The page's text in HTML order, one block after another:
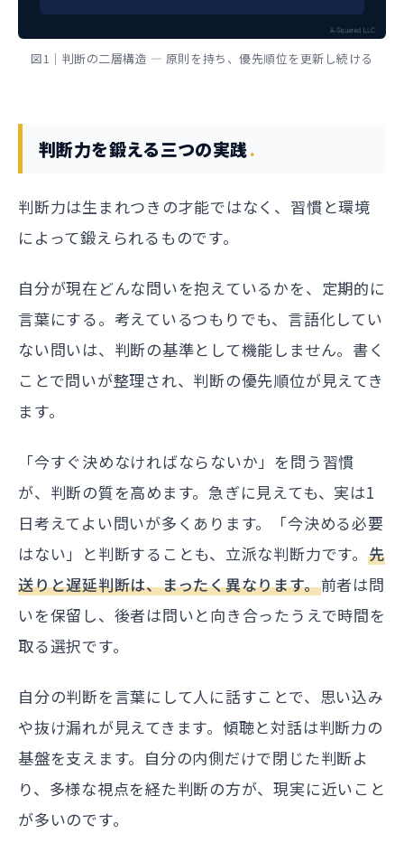
図1｜判断の二層構造 — 原則を持ち、優先順位を更新し続ける
判断力を鍛える三つの実践
判断力は生まれつきの才能ではなく、習慣と環境
によって鍛えられるものです。
自分が現在どんな問いを抱えているかを、定期的に
言葉にする。考えているつもりでも、言語化してい
ない問いは、判断の基準として機能しません。書く
ことで問いが整理され、判断の優先順位が見えてき
ます。
「今すぐ決めなければならないか」を問う習慣
が、判断の質を高めます。急ぎに見えても、実は1
日考えてよい問いが多くあります。「今決める必要
はない」と判断することも、立派な判断力です。 先
送りと遅延判断は、まったく異なります。前者は問
いを保留し、後者は問いと向き合ったうえで時間を
取る選択です。
自分の判断を言葉にして人に話すことで、思い込み
や抜け漏れが見えてきます。傾聴と対話は判断力の
基盤を支えます。自分の内側だけで閉じた判断よ
り、多様な視点を経た判断の方が、現実に近いこと
が多いのです。